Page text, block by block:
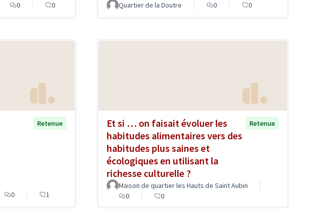
0 0 Quartier de la Doutre 0 0
Retenue
0 1
Et si … on faisait évoluer les
habitudes alimentaires vers des
habitudes plus saines et
écologiques en utilisant la
richesse culturelle ?
Retenue
Maison de quartier les Hauts de Saint Aubin
0
0